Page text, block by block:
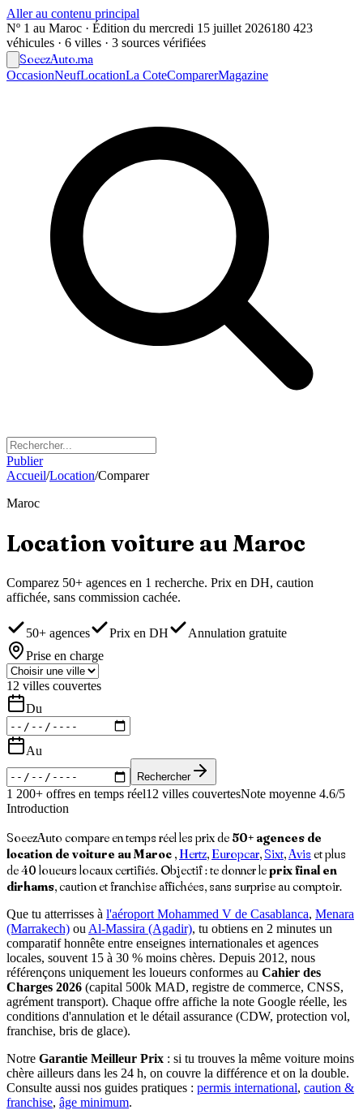
Aller au contenu principal
Nº 1 au Maroc · Édition du mercredi 15 juillet 2026180 423
véhicules · 6 villes · 3 sources vérifiées
SoeezAuto.ma
OccasionNeufLocationLa CoteComparerMagazine
Publier
Accueil/Location/Comparer
Maroc
Location voiture au Maroc
Comparez 50+ agences en 1 recherche. Prix en DH, caution
affichée, sans commission cachée.
50+ agences Prix en DH
Annulation gratuite
Prise en charge
12 villes couvertes
Du
Au
Rechercher
1 200+ offres en temps réel12 villes couvertesNote moyenne 4.6/5
Introduction
SoeezAuto compare en temps réel les prix de 50+ agences de
location de voiture au Maroc , Hertz, Europcar,Sixt, Avis et plus
de 40 loueurs locaux certifiés. Objectif : te donner leprix final en
dirhams, caution et franchise affichées, sans surprise au comptoir.
Que tu atterrisses à l'aéroport Mohammed V de Casablanca, Menara
(Marrakech) ou Al-Massira (Agadir), tu obtiens en 2 minutes un
comparatif honnête entre enseignes internationales et agences
locales, souvent 15 à 30 % moins chères. Depuis 2012, nous
référençons uniquement les loueurs conformes au Cahier des
Charges 2026 (capital 500k MAD, registre de commerce, CNSS,
agrément transport). Chaque offre affiche la note Google réelle, les
conditions d'annulation et le détail assurance (CDW, protection vol,
franchise, bris de glace).
Notre Garantie Meilleur Prix : si tu trouves la même voiture moins
chère ailleurs dans les 24 h, on couvre la différence et on la double.
Consulte aussi nos guides pratiques : permis international, caution &
franchise, âge minimum.